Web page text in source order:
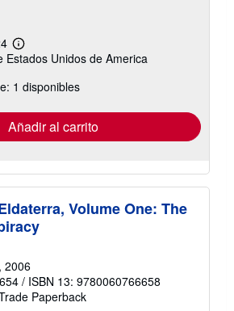
Más
información
las
tarifas
envío
Estados Unidos de America
1 disponibles
Añadir al carrito
Volume One: The
, 2006
/ ISBN 13: 9780060766658
Paperback